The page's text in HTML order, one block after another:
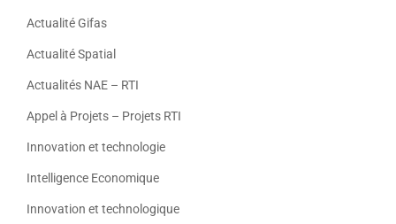
Actualité Gifas
Actualité Spatial
Actualités NAE – RTI
Appel à Projets – Projets RTI
Innovation et technologie
Intelligence Economique
Innovation et technologique